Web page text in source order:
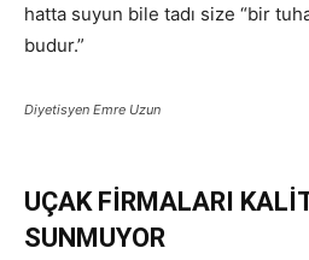
hatta suyun bile tadı size “bir
budur.”
Diyetisyen Emre Uzun
UÇAK FİRMALARI
SUNMUYOR